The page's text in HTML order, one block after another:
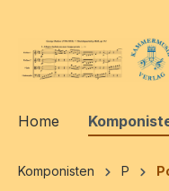
Home
Komponisten P